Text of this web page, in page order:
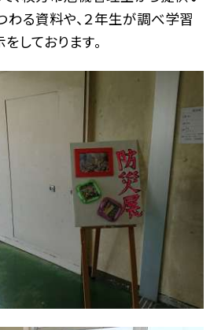
わる資料や、２年生が調べ学習
しております。